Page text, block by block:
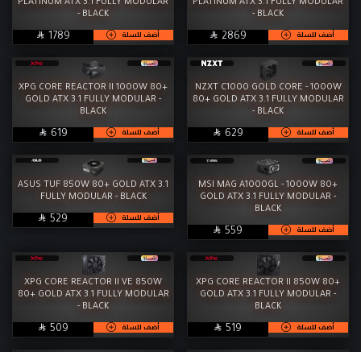
رامات M.2
تخزين مبردات
مزودات طاقة كيسات
المراوح شاشات
كومبو ماوس وكيبورد ماوسات
كييبورد سماعات
معجون حراري إكسسوارات
WorkStation
PLATINUM ATX 3.1 FULLY MODULAR
- BLACK
أضف للسلة  SAR
2869
PLATINUM ATX 3.1 FULLY MODULAR
- BLACK
أضف للسلة  SAR
1789
NZXT C1000 GOLD CORE - 1000W
80+ GOLD ATX 3.1 FULLY MODULAR
- BLACK
أضف للسلة  SAR
629
XPG CORE REACTOR II 1000W 80+
GOLD ATX 3.1 FULLY MODULAR -
BLACK
أضف للسلة  SAR
619
MSI MAG A1000GL - 1000W 80+
GOLD ATX 3.1 FULLY MODULAR -
BLACK
أضف للسلة  SAR
559
ASUS TUF 850W 80+ GOLD ATX 3.1
FULLY MODULAR - BLACK
أضف للسلة  SAR
529
XPG CORE REACTOR II 850W 80+
GOLD ATX 3.1 FULLY MODULAR -
BLACK
أضف للسلة  SAR
519
XPG CORE REACTOR II VE 850W
80+ GOLD ATX 3.1 FULLY MODULAR
- BLACK
أضف للسلة  SAR
509